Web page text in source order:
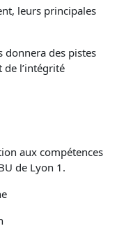
leurs principales
donnera des pistes
de l’intégrité
aux compétences
de Lyon 1.